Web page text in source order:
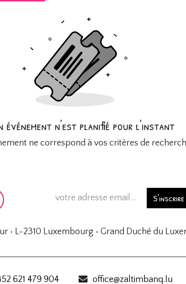
événement n'est planifié pour l'instant
ne correspond à vos critères de
• L-2310 Luxembourg • Grand Duché du
621 479 904 office@zaltimbanq.lu